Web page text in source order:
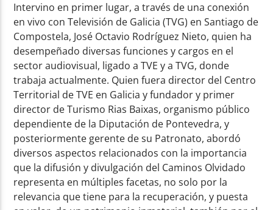
Intervino en primer lugar, a través de una conexión
en vivo con Televisión de Galicia (TVG) en Santiago de
Compostela, José Octavio Rodríguez Nieto, quien ha
desempeñado diversas funciones y cargos en el
sector audiovisual, ligado a TVE y a TVG, donde
trabaja actualmente. Quien fuera director del Centro
Territorial de TVE en Galicia y fundador y primer
director de Turismo Rias Baixas, organismo público
dependiente de la Diputación de Pontevedra, y
posteriormente gerente de su Patronato, abordó
diversos aspectos relacionados con la importancia
que la difusión y divulgación del Caminos Olvidado
representa en múltiples facetas, no solo por la
relevancia que tiene para la recuperación, y puesta